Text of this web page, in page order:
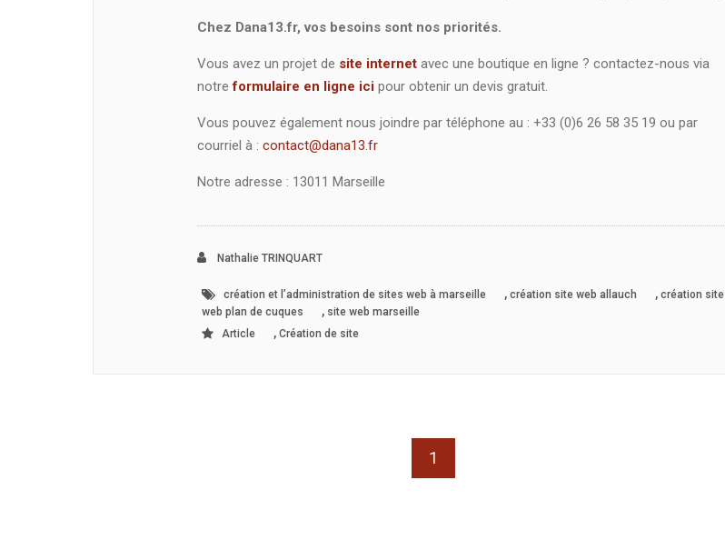
Chez Dana13.fr, vos besoins sont nos priorités.
Vous avez un projet de site internetavec une boutique en ligne ? contactez-nous via
notreformulaire en ligne icipour obtenir un devis gratuit.
Vous pouvez également nous joindre par téléphone au : +33 (0)6 26 58 35 19 ou par
courriel à : contact@dana13.fr
Notre adresse : 13011 Marseille
Nathalie TRINQUART
création et l’administration de sites web à marseille , création site web allauch , création site
web plan de cuques
, site web marseille
Article
, Création de site
1